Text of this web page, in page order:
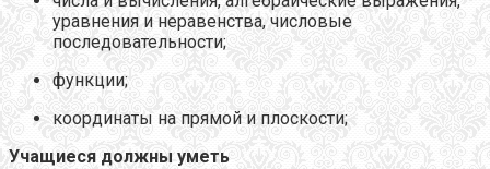
уравнения и неравенства, числовые
последовательности;
функции;
координаты на прямой и плоскости;
Учащиеся должны уметь